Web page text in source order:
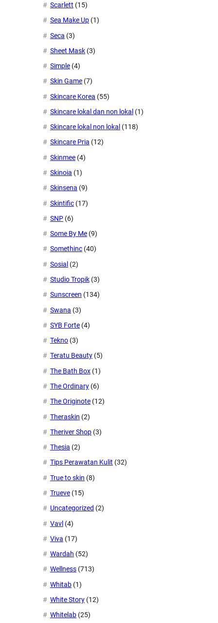
Scarlett (15)
Sea Make Up (1)
Seca (3)
Sheet Mask (3)
Simple (4)
Skin Game (7)
Skincare Korea (55)
Skincare lokal dan non lokal (1)
Skincare lokal non lokal (118)
Skincare Pria (12)
Skinmee (4)
Skinoia (1)
Skinsena (9)
Skintific (17)
SNP (6)
Some By Me (9)
Somethinc (40)
Sosial (2)
Studio Tropik (3)
Sunscreen (134)
Swana (3)
SYB Forte (4)
Tekno (3)
Teratu Beauty (5)
The Bath Box (1)
The Ordinary (6)
The Originote (12)
Theraskin (2)
Theriver Shop (3)
Thesia (2)
Tips Perawatan Kulit (32)
True to skin (8)
Trueve (15)
Uncategorized (2)
Vavl (4)
Viva (17)
Wardah (52)
Wellness (713)
Whitab (1)
White Story (12)
Whitelab (25)